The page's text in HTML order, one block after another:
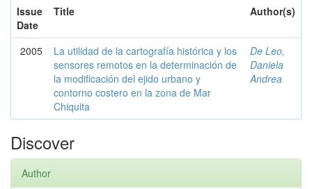
Issue
Date
Title Author(s)
2005
La utilidad de la cartografía histórica y los
sensores remotos en la determinación de
la modificación del ejido urbano y
contorno costero en la zona de Mar
Chiquita
De Leo,
Daniela
Andrea
Discover
Author